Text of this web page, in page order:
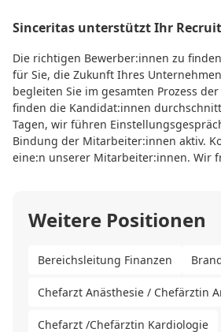
Sinceritas unterstützt Ihr
Die richtigen Bewerber:innen zu
für Sie, die Zukunft Ihres
begleiten Sie im gesamten Prozess
finden die Kandidat:innen
Tagen, wir führen
Bindung der Mitarbeiter:innen aktiv.
eine:n unserer Mitarbeiter:innen. Wir
Weitere Positionen
Bereichsleitung Finanzen
Chefarzt Anästhesie / Chefärztin
Chefarzt /Chefärztin Kardiologie